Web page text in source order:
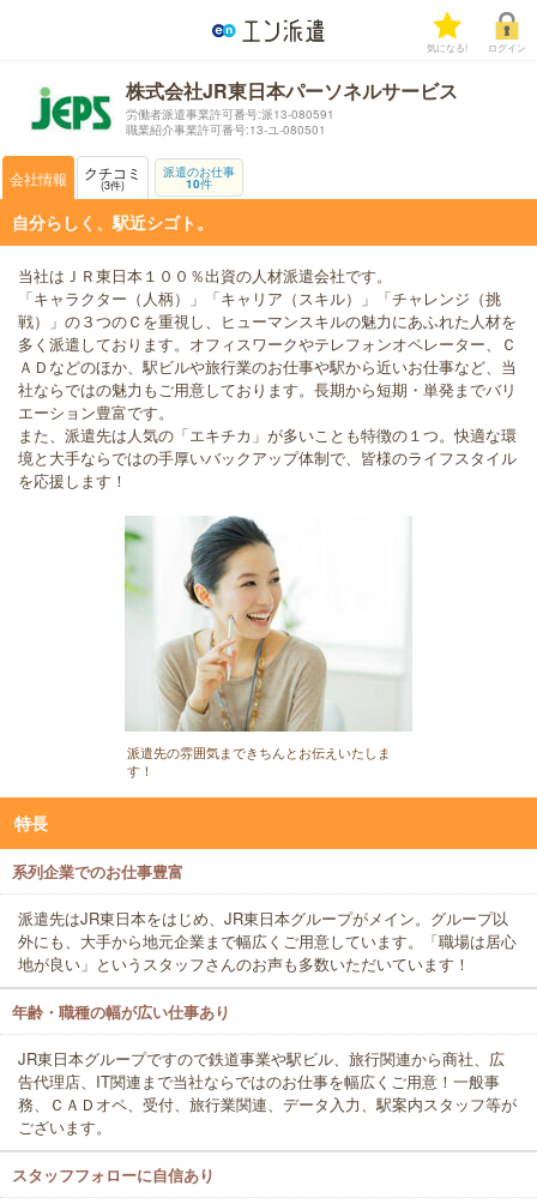
気になる! ログイン
株式会社JR東日本パーソネルサービス
労働者派遣事業許可番号:派13-080591
職業紹介事業許可番号:13-ユ-080501
会社情報 クチコミ
3件
派遣のお仕事
10件
自分らしく、駅近シゴト。
当社はＪＲ東日本１００％出資の人材派遣会社です。
「キャラクター（人柄）」「キャリア（スキル）」「チャレンジ（挑
戦）」の３つのＣを重視し、ヒューマンスキルの魅力にあふれた人材を
多く派遣しております。オフィスワークやテレフォンオペレーター、Ｃ
ＡＤなどのほか、駅ビルや旅行業のお仕事や駅から近いお仕事など、当
社ならではの魅力もご用意しております。長期から短期・単発までバリ
エーション豊富です。
また、派遣先は人気の「エキチカ」が多いことも特徴の１つ。快適な環
境と大手ならではの手厚いバックアップ体制で、皆様のライフスタイル
を応援します！
派遣先の雰囲気まできちんとお伝えいたしま
す！
特長
系列企業でのお仕事豊富
派遣先はJR東日本をはじめ、JR東日本グループがメイン。グループ以
外にも、大手から地元企業まで幅広くご用意しています。「職場は居心
地が良い」というスタッフさんのお声も多数いただいています！
年齢・職種の幅が広い仕事あり
JR東日本グループですので鉄道事業や駅ビル、旅行関連から商社、広
告代理店、IT関連まで当社ならではのお仕事を幅広くご用意！一般事
務、ＣＡＤオペ、受付、旅行業関連、データ入力、駅案内スタッフ等が
ございます。
スタッフフォローに自信あり